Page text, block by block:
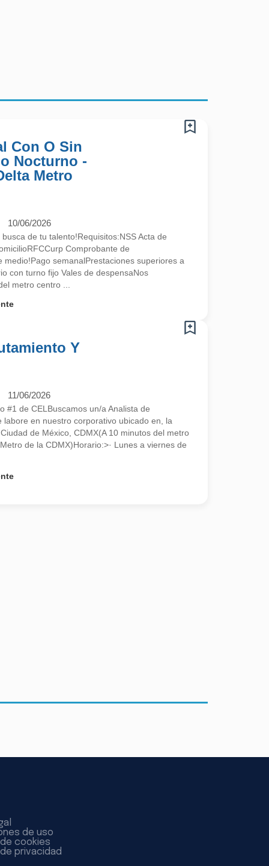
Con O Sin
Nocturno -
Metro
10/06/2026
de tu talento!Requisitos:NSS Acta de
Comprobante de
medio!Pago semanalPrestaciones superiores a
con turno fijo Vales de despensaNos
metro centro ...
Y
11/06/2026
#1 de CELBuscamos un/a Analista de
labore en nuestro corporativo ubicado en, la
de México, CDMX(A 10 minutos del metro
de la CDMX)Horario:>· Lunes a viernes de
de uso
cookies
privacidad